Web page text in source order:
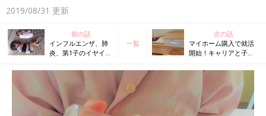
2019/08/31 更新
前の話
インフルエンザ、肺
炎、第1子のイヤイヤ
はドタバタの日々
一覧
次の話
マイホーム購入で就活
開始！キャリアと子育
帰は在宅ワークから